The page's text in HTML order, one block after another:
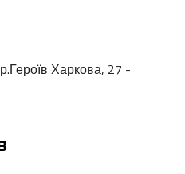
Харкова, 27 -